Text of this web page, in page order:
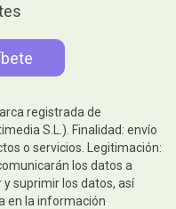
registrada de
S.L.). Finalidad: envío
o servicios. Legitimación:
los datos a
suprimir los datos, así
en la información